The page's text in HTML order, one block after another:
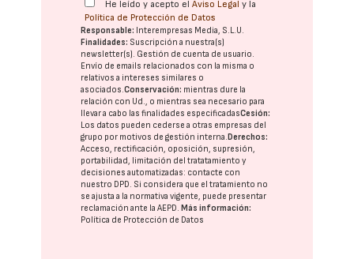
He leído y acepto elAviso Legal y la
Política de Protección de Datos
Responsable: Interempresas Media, S.L.U.
Finalidades: Suscripción a nuestra(s)
newsletter(s). Gestión de cuenta de usuario.
Envío de emails relacionados con la misma o
relativos a intereses similares o
asociados.Conservación: mientras dure la
relación con Ud., o mientras sea necesario para
llevar a cabo las finalidades especificadasCesión:
Los datos pueden cederse a otras empresas del
grupo por motivos de gestión interna.Derechos:
Acceso, rectificación, oposición, supresión,
portabilidad, limitación del tratatamiento y
decisiones automatizadas: contacte con
nuestro DPD. Si considera que el tratamiento no
se ajusta a la normativa vigente, puede presentar
reclamación ante laAEPD.Más información:
Política de Protección de Datos